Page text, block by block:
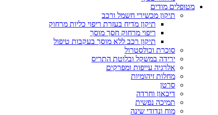
מטופלים מודים
תיקון מכשירי חשמל ורכב
תיקון מדיח בעזרת ריפוי כליות מרחוק
ריפוי מרחוק חסך מוסך
תיקון רכב ללא מוסך בעקבות טיפול
סוכרת וכולסטרול
ירידה במשקל ובלוטת התריס
אלרגיה עייפות ומפרקים
מחלות זיהומיות
סרטן
דיכאון וחרדה
תמיכה נפשית
מוח ונדודי שינה